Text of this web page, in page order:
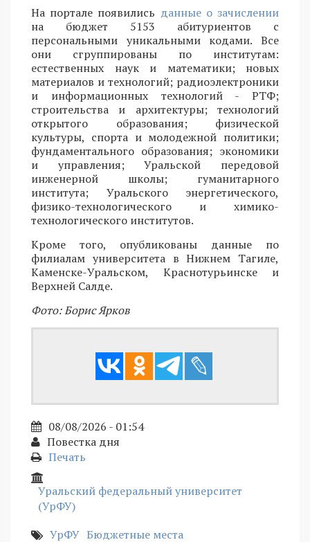
На портале появились данные о зачислении
на бюджет 5153 абитуриентов с
персональными уникальными кодами. Все
они сгруппированы по институтам:
естественных наук и математики; новых
материалов и технологий; радиоэлектроники
и информационных технологий - РТФ;
строительства и архитектуры; технологий
открытого образования; физической
культуры, спорта и молодежной политики;
фундаментального образования; экономики
и управления; Уральской передовой
инженерной школы; гуманитарного
института; Уральского энергетического,
физико-технологического и химико-
технологического институтов.
Кроме того, опубликованы данные по
филиалам университета в Нижнем Тагиле,
Каменске-Уральском, Краснотурьинске и
Верхней Салде.
Фото: Борис Ярков
08/08/2026 - 01:54
Повестка дня
Печать
Уральский федеральный университет
(УрФУ)
УрФУ Бюджетные места